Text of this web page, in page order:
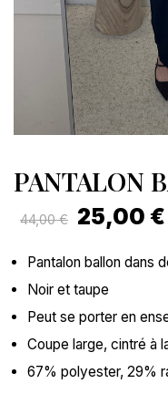
PANTALON
44,00 € 25,00 €
Pantalon ballon dans
Noir et taupe
Peut se porter en
Coupe large, cintré à
67% polyester, 29%